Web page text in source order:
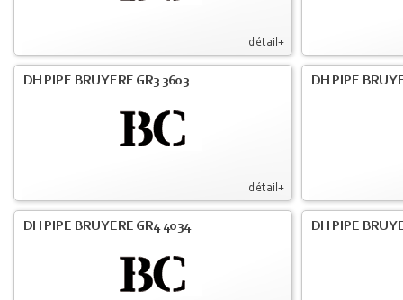
détail+
détail+
DH PIPE BRUYERE GR3 3603 DH PIPE
DH PIPE BRUYERE GR4 4034 DH PIPE